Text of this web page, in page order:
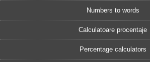
Numbers to words
Calculatoare procentaje
Percentage calculators